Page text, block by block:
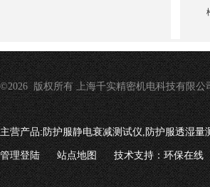
©2026 版权所有 上海千实精密机电科技有限公
主营产品:防护服静电衰减测试仪,防护服透湿
管理登陆 站点地图 技术支持：环保在线